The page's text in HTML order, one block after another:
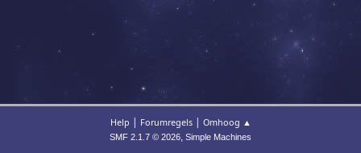
Help | Forumregels| Omhoog ▲
SMF 2.1.7 © 2026, Simple Machines